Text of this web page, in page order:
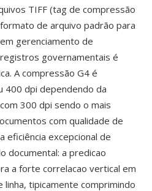
TIFF (tag de compressão
de arquivo padrão para
gerenciamento de
governamentais é
A compressão G4 é
400 dpi dependendo da
300 dpi sendo o mais
com qualidade de
eficiência excepcional de
documental: a predicao
a forte correlacao vertical em
tipicamente comprimindo